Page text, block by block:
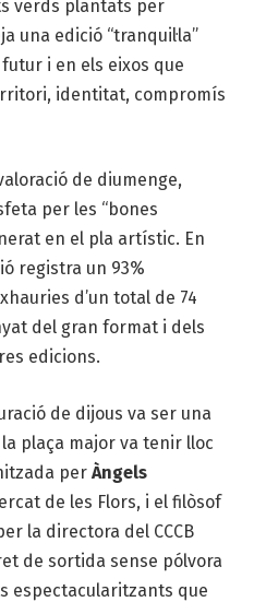
verds plantats per
una edició “tranquil·la”
i en els eixos que
identitat, compromís
de diumenge,
per les “bones
en el pla artístic. En
registra un 93%
d’un total de 74
del gran format i dels
edicions.
de dijous va ser una
plaça major va tenir lloc
per Àngels
de les Flors, i el filòsof
la directora del CCCB
de sortida sense pólvora
espectacularitzants que